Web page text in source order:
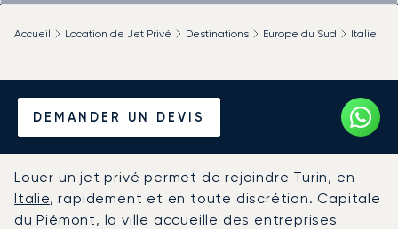
DEMANDER UN DEVIS
Accueil Location de Jet Privé Destinations Europe du Sud Italie
Louer un Jet Privé depuis et
vers Turin
Louer un jet privé permet de rejoindre Turin, en
Italie, rapidement et en toute discrétion. Capitale
du Piémont, la ville accueille des entreprises